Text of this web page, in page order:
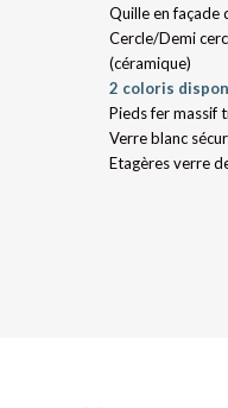
Quille en façade
Cercle/Demi
(céramique)
2 coloris
Pieds fer massif
Verre blanc
Etagères verre